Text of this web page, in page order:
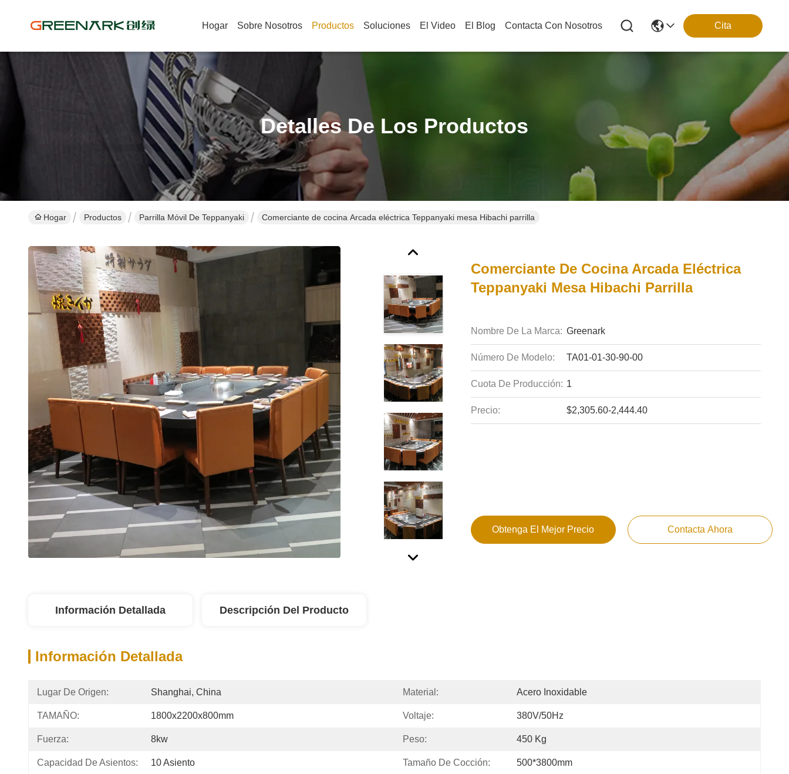
Hogar Sobre Nosotros Productos Soluciones El Video El Blog Contacta Con Nosotros Cita
Detalles De Los Productos
Hogar Productos Parrilla Móvil De Teppanyaki Comerciante de cocina Arcada eléctrica Teppanyaki mesa Hibachi parrilla
Comerciante De Cocina Arcada Eléctrica
Teppanyaki Mesa Hibachi Parrilla
Nombre De La Marca: Greenark
Número De Modelo: TA01-01-30-90-00
Cuota De Producción: 1
Precio: $2,305.60-2,444.40
Obtenga El Mejor Precio Contacta Ahora
Información Detallada Descripción Del Producto
Información Detallada
Lugar De Origen: Shanghai, China Material: Acero Inoxidable
TAMAÑO: 1800x2200x800mm Voltaje: 380V/50Hz
Fuerza: 8kw Peso: 450 Kg
Capacidad De Asientos: 10 Asiento Tamaño De Cocción: 500*3800mm